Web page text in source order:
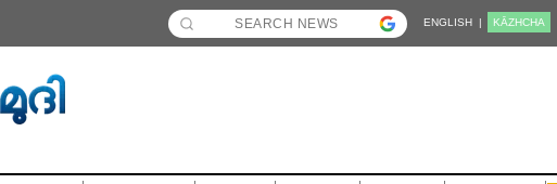
ENGLISH | KĀZHCHA